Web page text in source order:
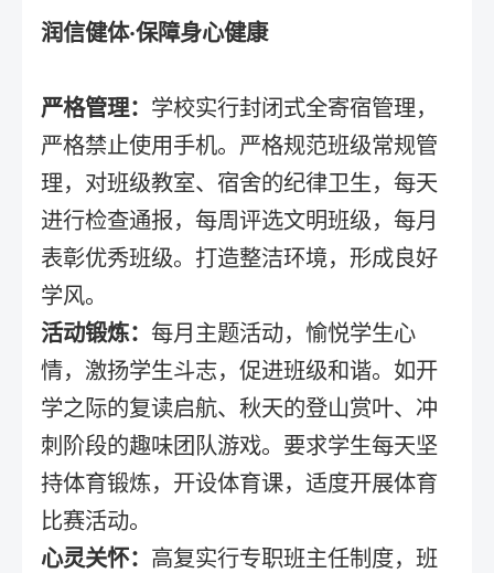
润信健体·保障身心健康
严格管理： 学校实行封闭式全寄宿管理，
严格禁止使用手机。严格规范班级常规管
理，对班级教室、宿舍的纪律卫生，每天
进行检查通报，每周评选文明班级，每月
表彰优秀班级。打造整洁环境，形成良好
学风。
活动锻炼：每月主题活动，愉悦学生心
情，激扬学生斗志，促进班级和谐。如开
学之际的复读启航、秋天的登山赏叶、冲
刺阶段的趣味团队游戏。要求学生每天坚
持体育锻炼，开设体育课，适度开展体育
比赛活动。
心灵关怀： 高复实行专职班主任制度，班